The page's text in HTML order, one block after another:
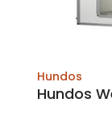
Hundos
Hundos